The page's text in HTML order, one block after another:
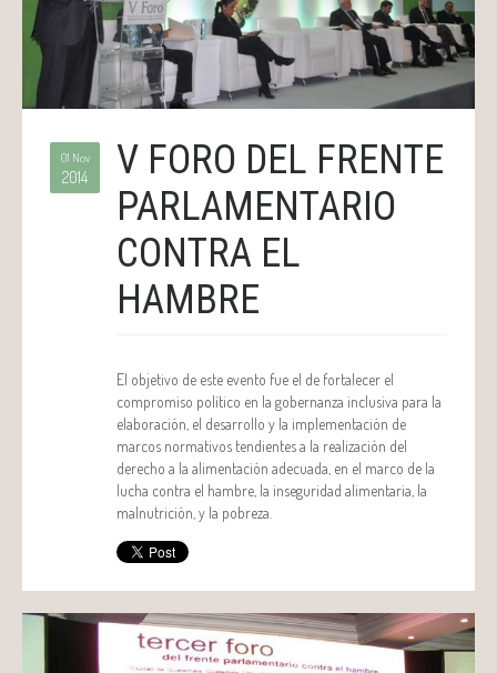
01 Nov
2014
V FORO DEL FRENTE
PARLAMENTARIO
CONTRA EL
HAMBRE
El objetivo de este evento fue el de fortalecer el
compromiso político en la gobernanza inclusiva para la
elaboración, el desarrollo y la implementación de
marcos normativos tendientes a la realización del
derecho a la alimentación adecuada, en el marco de la
lucha contra el hambre, la inseguridad alimentaria, la
malnutrición, y la pobreza.